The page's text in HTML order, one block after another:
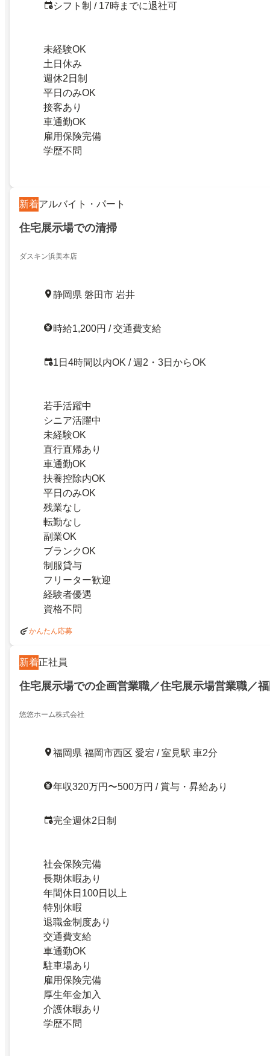
シフト制 / 17時までに退社可
未経験OK
土日休み
週休2日制
平日のみOK
接客あり
車通勤OK
雇用保険完備
学歴不問
新着アルバイト・パート
住宅展示場での清掃
ダスキン浜美本店
静岡県 磐田市 岩井
時給1,200円 / 交通費支給
1日4時間以内OK / 週2・3日からOK
若手活躍中
シニア活躍中
未経験OK
直行直帰あり
車通勤OK
扶養控除内OK
平日のみOK
残業なし
転勤なし
副業OK
ブランクOK
制服貸与
フリーター歓迎
経験者優遇
資格不問
かんたん応募
新着正社員
住宅展示場での企画営業職／住宅展示場営業職／
悠悠ホーム株式会社
福岡県 福岡市西区 愛宕 / 室見駅 車2分
年収320万円〜500万円 / 賞与・昇給あり
完全週休2日制
社会保険完備
長期休暇あり
年間休日100日以上
特別休暇
退職金制度あり
交通費支給
車通勤OK
駐車場あり
雇用保険完備
厚生年金加入
介護休暇あり
学歴不問